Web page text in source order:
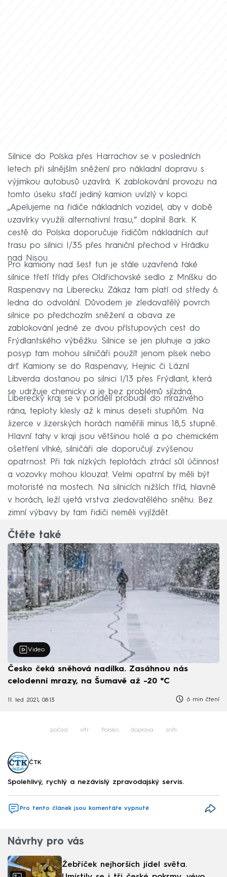
Silnice do Polska přes Harrachov se v posledních
letech při silnějším sněžení pro nákladní dopravu s
výjimkou autobusů uzavírá. K zablokování provozu na
tomto úseku stačí jediný kamion uvízlý v kopci.
„Apelujeme na řidiče nákladních vozidel, aby v době
uzavírky využili alternativní trasu,“ doplnil Bark. K
cestě do Polska doporučuje řidičům nákladních aut
trasu po silnici I/35 přes hraniční přechod v Hrádku
nad Nisou.
Pro kamiony nad šest tun je stále uzavřená také
silnice třetí třídy přes Oldřichovské sedlo z Mníšku do
Raspenavy na Liberecku. Zákaz tam platí od středy 6.
ledna do odvolání. Důvodem je zledovatělý povrch
silnice po předchozím sněžení a obava ze
zablokování jedné ze dvou přístupových cest do
Frýdlantského výběžku. Silnice se jen pluhuje a jako
posyp tam mohou silničáři použít jenom písek nebo
drť. Kamiony se do Raspenavy, Hejnic či Lázní
Libverda dostanou po silnici I/13 přes Frýdlant, která
se udržuje chemicky a je bez problémů sjízdná.
Liberecký kraj se v pondělí probudil do mrazivého
rána, teploty klesly až k minus deseti stupňům. Na
Jizerce v Jizerských horách naměřili minus 18,5 stupně.
Hlavní tahy v kraji jsou většinou holé a po chemickém
ošetření vlhké, silničáři ale doporučují zvýšenou
opatrnost. Při tak nízkých teplotách ztrácí sůl účinnost
a vozovky mohou klouzat. Velmi opatrní by měli být
motoristé na mostech. Na silnicích nižších tříd, hlavně
v horách, leží ujetá vrstva zledovatělého sněhu. Bez
zimní výbavy by tam řidiči neměli vyjíždět.
Čtěte také
Video
Česko čeká sněhová nadílka. Zasáhnou nás
celodenní mrazy, na Šumavě až -20 °C
11. led 2021, 08:13 6 min čtení
počasí vítr Polsko doprava sníh
ČTK
Spolehlivý, rychlý a nezávislý zpravodajský servis.
Pro tento článek jsou komentáře vypnuté
Návrhy pro vás
Žebříček nejhorších jídel světa.